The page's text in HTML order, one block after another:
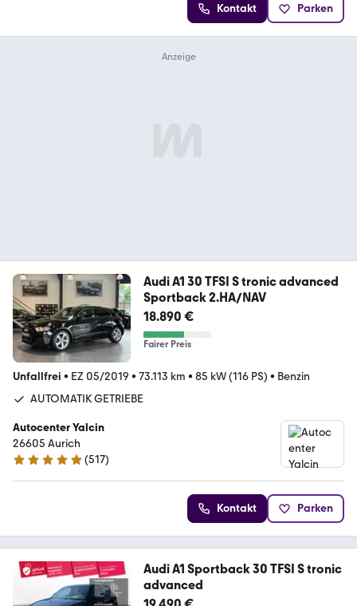
Kontakt Parken
Audi A1 30 TFSI S tronic advanced
Sportback 2.HA/NAV
18.890 €
Fairer Preis
Unfallfrei • EZ 05/2019 • 73.113 km • 85 kW (116 PS) • Benzin
AUTOMATIK GETRIEBE
Autocenter Yalcin
26605 Aurich
4.9 Sterne
(517)
Kontakt Parken
Audi A1 Sportback 30 TFSI S tronic
advanced